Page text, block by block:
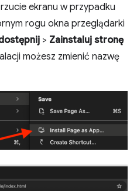
ekranu w przypadku
rogu okna przeglądarki
> Zainstaluj stronę
możesz zmienić nazwę